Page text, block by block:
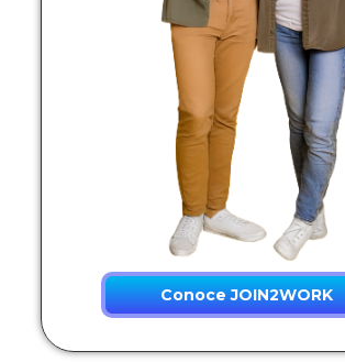
Conoce JOIN2WORK